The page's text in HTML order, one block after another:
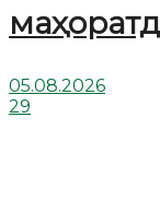
05.08.2026
29